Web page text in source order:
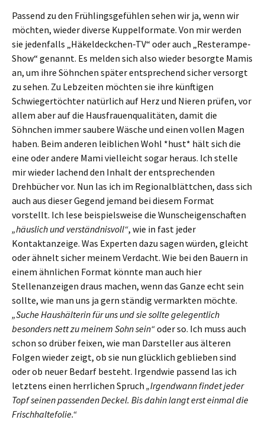
Passend zu den Frühlingsgefühlen sehen wir ja, wenn wir
möchten, wieder diverse Kuppelformate. Von mir werden
sie jedenfalls „Häkeldeckchen-TV“ oder auch „Resterampe-
Show“ genannt. Es melden sich also wieder besorgte Mamis
an, um ihre Söhnchen später entsprechend sicher versorgt
zu sehen. Zu Lebzeiten möchten sie ihre künftigen
Schwiegertöchter natürlich auf Herz und Nieren prüfen, vor
allem aber auf die Hausfrauenqualitäten, damit die
Söhnchen immer saubere Wäsche und einen vollen Magen
haben. Beim anderen leiblichen Wohl *hust* hält sich die
eine oder andere Mami vielleicht sogar heraus. Ich stelle
mir wieder lachend den Inhalt der entsprechenden
Drehbücher vor. Nun las ich im Regionalblättchen, dass sich
auch aus dieser Gegend jemand bei diesem Format
vorstellt. Ich lese beispielsweise die Wunscheigenschaften
„häuslich und verständnisvoll“, wie in fast jeder
Kontaktanzeige. Was Experten dazu sagen würden, gleicht
oder ähnelt sicher meinem Verdacht. Wie bei den Bauern in
einem ähnlichen Format könnte man auch hier
Stellenanzeigen draus machen, wenn das Ganze echt sein
sollte, wie man uns ja gern ständig vermarkten möchte.
„Suche Haushälterin für uns und sie sollte gelegentlich
besonders nett zu meinem Sohn sein“oder so. Ich muss auch
schon so drüber feixen, wie man Darsteller aus älteren
Folgen wieder zeigt, ob sie nun glücklich geblieben sind
oder ob neuer Bedarf besteht. Irgendwie passend las ich
letztens einen herrlichen Spruch „Irgendwann findet jeder
Topf seinen passenden Deckel. Bis dahin langt erst einmal die
Frischhaltefolie.“